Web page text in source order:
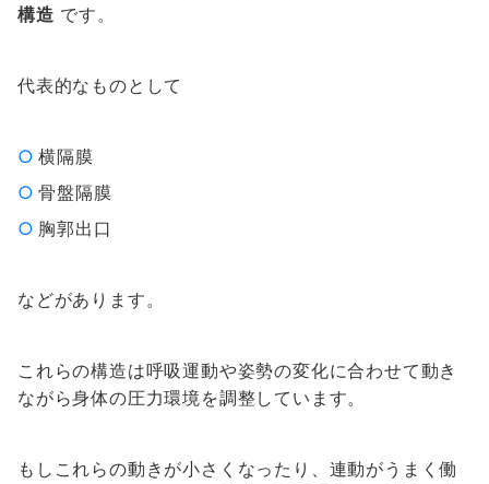
構造 です。
代表的なものとして
横隔膜
骨盤隔膜
胸郭出口
などがあります。
これらの構造は呼吸運動や姿勢の変化に合わせて動き
ながら身体の圧力環境を調整しています。
もしこれらの動きが小さくなったり、連動がうまく働